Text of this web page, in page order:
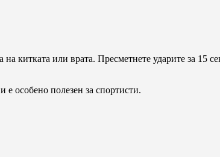
китката или врата. Пресметнете ударите за 15
е особено полезен за спортисти.